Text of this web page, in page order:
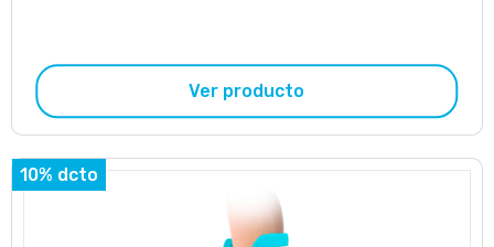
Ver producto
10% dcto